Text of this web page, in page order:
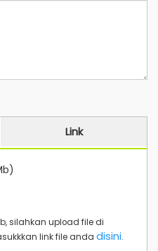
Link
silahkan upload file di
link file anda disini.